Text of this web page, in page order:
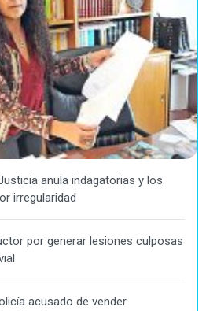
anula indagatorias y los
irregularidad
por generar lesiones culposas
acusado de vender